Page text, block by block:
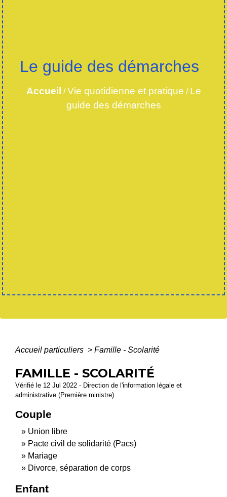
Le guide des démarches
Accueil /Vie quotidienne et pratique / Le
guide des démarches
Accueil particuliers > Famille - Scolarité
FAMILLE - SCOLARITÉ
Vérifié le 12 Jul 2022 - Direction de l'information légale et
administrative (Première ministre)
Couple
Union libre
Pacte civil de solidarité (Pacs)
Mariage
Divorce, séparation de corps
Enfant